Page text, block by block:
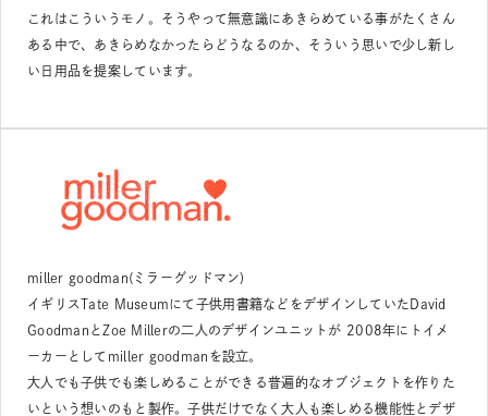
これはこういうモノ。そうやって無意識にあきらめている事がたくさん
ある中で、あきらめなかったらどうなるのか、そういう思いで少し新し
い日用品を提案しています。
miller goodman(ミラーグッドマン)
イギリスTate Museumにて子供用書籍などをデザインしていたDavid
GoodmanとZoe Millerの二人のデザインユニットが 2008年にトイメ
ーカーとしてmiller goodmanを設立。
大人でも子供でも楽しめることができる普遍的なオブジェクトを作りた
いという想いのもと製作。子供だけでなく大人も楽しめる機能性とデザ